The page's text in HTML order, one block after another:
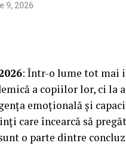
9, 2026
: Într-o lume tot mai
a copiilor lor, ci la
emoțională și
care încearcă să
o parte dintre